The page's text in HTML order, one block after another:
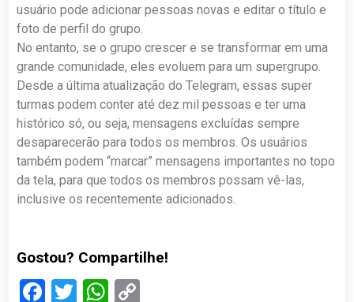
usuário pode adicionar pessoas novas e editar o título e
foto de perfil do grupo.
No entanto, se o grupo crescer e se transformar em uma
grande comunidade, eles evoluem para um supergrupo.
Desde a última atualização do Telegram, essas super
turmas podem conter até dez mil pessoas e ter uma
histórico só, ou seja, mensagens excluídas sempre
desaparecerão para todos os membros. Os usuários
também podem “marcar” mensagens importantes no topo
da tela, para que todos os membros possam vê-las,
inclusive os recentemente adicionados.
Gostou? Compartilhe!
Facebook
TwitterWhatsApp